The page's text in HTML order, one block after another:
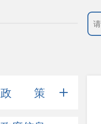
政 策